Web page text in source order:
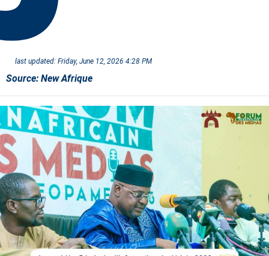
last updated: Friday, June 12, 2026 4:28 PM
Source: New Afrique